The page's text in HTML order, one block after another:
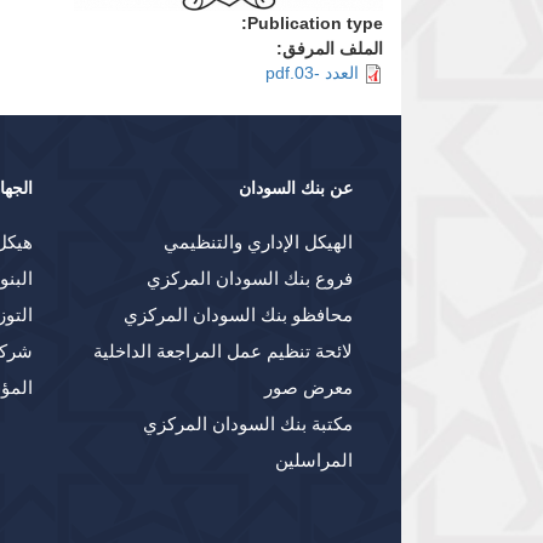
Publication type:
الملف المرفق:
العدد -03.pdf
عن بنك السودان
الهيكل الإداري والتنظيمي
فروع بنك السودان المركزي
محافظو بنك السودان المركزي
لائحة تنظيم عمل المراجعة الداخلية
معرض صور
مكتبة بنك السودان المركزي
المراسلين